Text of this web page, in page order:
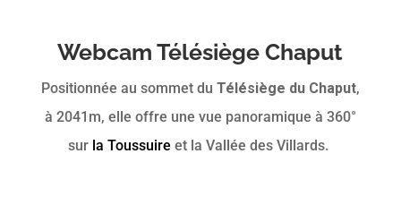
Webcam Télésiège Chaput
Positionnée au sommet du Télésiège du Chaput,
à 2041m, elle offre une vue panoramique à 360°
sur la Toussuire et la Vallée des Villards.